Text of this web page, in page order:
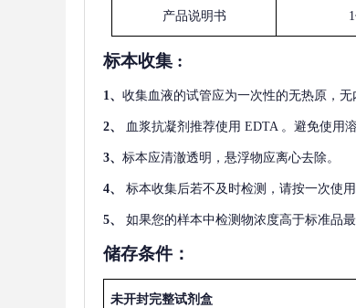
产品说明书
标本收集 :
1、 收集血液的试管应为一次性的无热原，无
2、 血浆抗凝剂推荐使用 EDTA 。避免使用
3、 标本应清澈透明，悬浮物应离心去除。
4、 标本收集后若不及时检测，请按一次使
5、 如果您的样本中检测物浓度高于标准品
储存条件：
未开封完整试剂盒